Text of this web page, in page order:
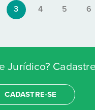
3 4 5 6
Jurídico?
CADASTRE-SE